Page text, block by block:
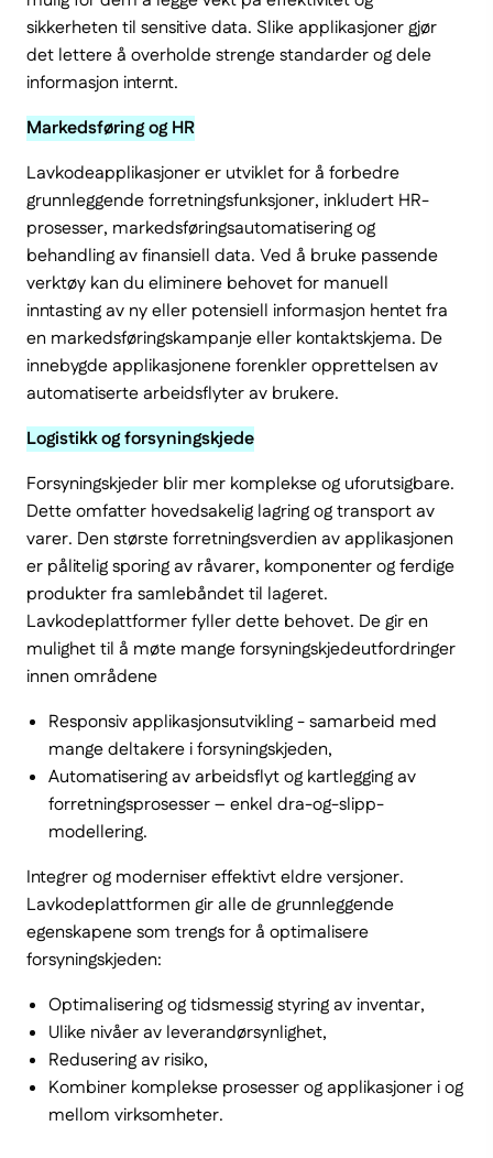
sikkerheten til sensitive data. Slike applikasjoner gjør
det lettere å overholde strenge standarder og dele
informasjon internt.
Markedsføring og HR
Lavkodeapplikasjoner er utviklet for å forbedre
grunnleggende forretningsfunksjoner, inkludert HR-
prosesser, markedsføringsautomatisering og
behandling av finansiell data. Ved å bruke passende
verktøy kan du eliminere behovet for manuell
inntasting av ny eller potensiell informasjon hentet fra
en markedsføringskampanje eller kontaktskjema. De
innebygde applikasjonene forenkler opprettelsen av
automatiserte arbeidsflyter av brukere.
Logistikk og forsyningskjede
Forsyningskjeder blir mer komplekse og uforutsigbare.
Dette omfatter hovedsakelig lagring og transport av
varer. Den største forretningsverdien av applikasjonen
er pålitelig sporing av råvarer, komponenter og ferdige
produkter fra samlebåndet til lageret.
Lavkodeplattformer fyller dette behovet. De gir en
mulighet til å møte mange forsyningskjedeutfordringer
innen områdene
Responsiv applikasjonsutvikling - samarbeid med
mange deltakere i forsyningskjeden,
Automatisering av arbeidsflyt og kartlegging av
forretningsprosesser – enkel dra-og-slipp-
modellering.
Integrer og moderniser effektivt eldre versjoner.
Lavkodeplattformen gir alle de grunnleggende
egenskapene som trengs for å optimalisere
forsyningskjeden:
Optimalisering og tidsmessig styring av inventar,
Ulike nivåer av leverandørsynlighet,
Redusering av risiko,
Kombiner komplekse prosesser og applikasjoner i og
mellom virksomheter.